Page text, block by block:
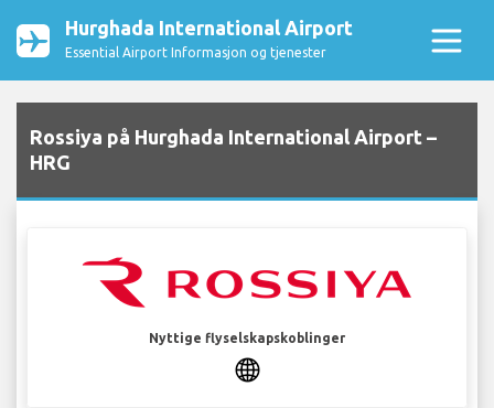
Hurghada International Airport
Essential Airport Informasjon og tjenester
Rossiya på Hurghada International Airport –
HRG
Nyttige flyselskapskoblinger